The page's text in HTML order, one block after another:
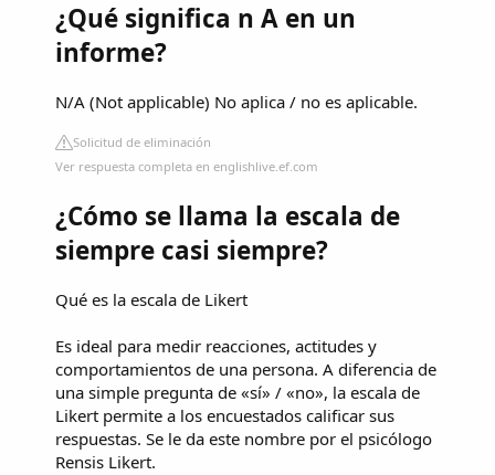
¿Qué significa n A en un
informe?
N/A (Not applicable) No aplica / no es aplicable.
Solicitud de eliminación
Ver respuesta completa en englishlive.ef.com
¿Cómo se llama la escala de
siempre casi siempre?
Qué es la escala de Likert
Es ideal para medir reacciones, actitudes y
comportamientos de una persona. A diferencia de
una simple pregunta de «sí» / «no», la escala de
Likert permite a los encuestados calificar sus
respuestas. Se le da este nombre por el psicólogo
Rensis Likert.